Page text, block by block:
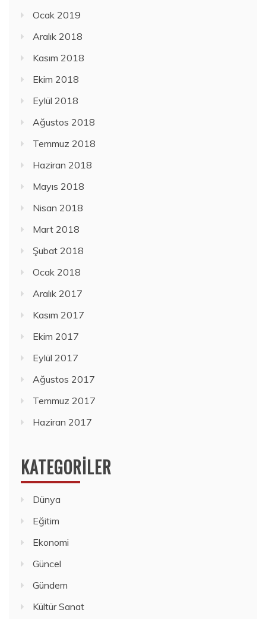
Ocak 2019
Aralık 2018
Kasım 2018
Ekim 2018
Eylül 2018
Ağustos 2018
Temmuz 2018
Haziran 2018
Mayıs 2018
Nisan 2018
Mart 2018
Şubat 2018
Ocak 2018
Aralık 2017
Kasım 2017
Ekim 2017
Eylül 2017
Ağustos 2017
Temmuz 2017
Haziran 2017
KATEGORILER
Dünya
Eğitim
Ekonomi
Güncel
Gündem
Kültür Sanat